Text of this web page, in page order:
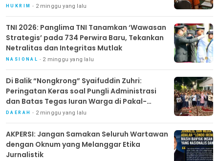
HUKRIM 2 minggu yang lalu
TNI 2026: Panglima TNI Tanamkan ‘Wawasan
Strategis’ pada 734 Perwira Baru, Tekankan
Netralitas dan Integritas Mutlak
NASIONAL 2 minggu yang lalu
Di Balik “Nongkrong” Syaifuddin Zuhri:
Peringatan Keras soal Pungli Administrasi
dan Batas Tegas Iuran Warga di Pakal-
Benowo
DAERAH 2 minggu yang lalu
AKPERSI: Jangan Samakan Seluruh Wartawan
dengan Oknum yang Melanggar Etika
Jurnalistik